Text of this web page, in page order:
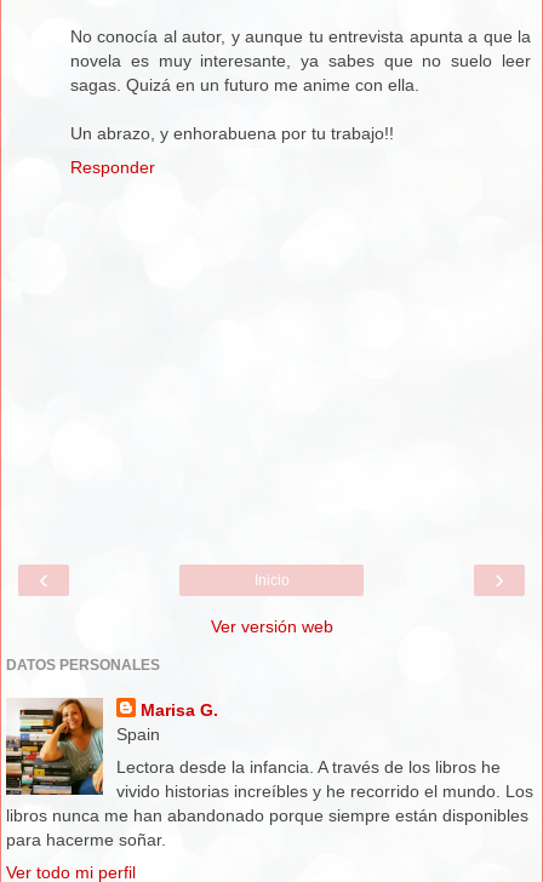
No conocía al autor, y aunque tu entrevista apunta a que la
novela es muy interesante, ya sabes que no suelo leer
sagas. Quizá en un futuro me anime con ella.
Un abrazo, y enhorabuena por tu trabajo!!
Responder
‹ ›
Inicio
Ver versión web
DATOS PERSONALES
Marisa G.
Spain
Lectora desde la infancia. A través de los libros he
vivido historias increíbles y he recorrido el mundo. Los
libros nunca me han abandonado porque siempre están disponibles
para hacerme soñar.
Ver todo mi perfil